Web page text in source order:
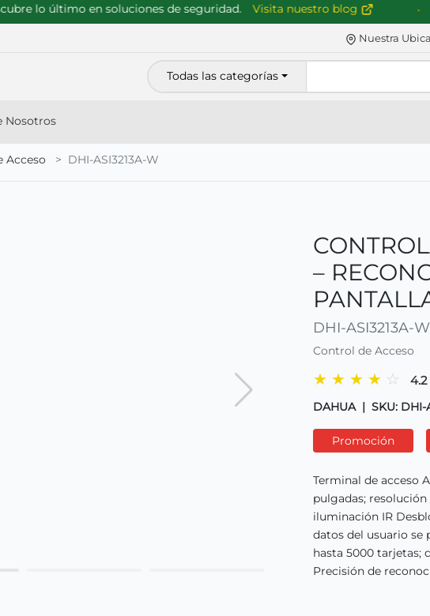
lo último en soluciones de seguridad. Visita nuestro blog
Nuestra
Todas las categorías
Nosotros
Acceso DHI-ASI3213A-W
–
DHI-ASI3213A-W
Control de Acceso
★ ★ ★ ★ ☆ 4.2
DAHUA | SKU: DHI-
Promoción
Terminal de acceso
pulgadas;
iluminación IR
datos del usuario se
hasta 5000 tarjetas;
Precisión de